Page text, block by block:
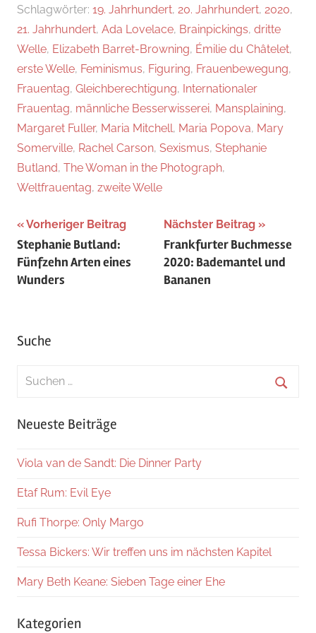
Schlagwörter: 19. Jahrhundert, 20. Jahrhundert, 2020,
21. Jahrhundert, Ada Lovelace, Brainpickings, dritte
Welle, Elizabeth Barret-Browning, Émilie du Châtelet,
erste Welle, Feminismus, Figuring, Frauenbewegung,
Frauentag, Gleichberechtigung, Internationaler
Frauentag, männliche Besserwisserei, Mansplaining,
Margaret Fuller, Maria Mitchell, Maria Popova, Mary
Somerville, Rachel Carson, Sexismus, Stephanie
Butland, The Woman in the Photograph,
Weltfrauentag, zweite Welle
Beitragsnavigation
Vorheriger Beitrag
Stephanie Butland:
Fünfzehn Arten eines
Wunders
Nächster Beitrag
Frankfurter Buchmesse
2020: Bademantel und
Bananen
Suche
Suchen
Neueste Beiträge
Viola van de Sandt: Die Dinner Party
Etaf Rum: Evil Eye
Rufi Thorpe: Only Margo
Tessa Bickers: Wir treffen uns im nächsten Kapitel
Mary Beth Keane: Sieben Tage einer Ehe
Kategorien